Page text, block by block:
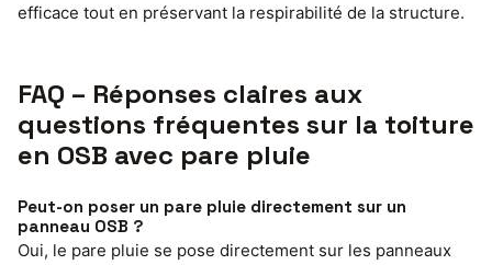
efficace tout en préservant la respirabilité de la structure.
FAQ – Réponses claires aux
questions fréquentes sur la toiture
en OSB avec pare pluie
Peut-on poser un pare pluie directement sur un
panneau OSB ?
Oui, le pare pluie se pose directement sur les panneaux